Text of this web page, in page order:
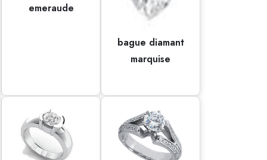
emeraude
bague diamant
marquise